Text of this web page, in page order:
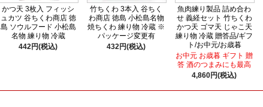
かつ天 3枚入 フィッシ
ュカツ 谷ちくわ商店 徳
島 ソウルフード 小松島
名物 練り物 冷蔵
442円(税込)
竹ちくわ 3本入 谷ちく
わ商店 徳島 小松島名物
焼ちくわ 練り物 冷蔵 ※
パッケージ変更有
432円(税込)
魚肉練り製品 詰め合わ
せ 義経セット 竹ちくわ
かつ天 ゴマ天 じゃこ天
練り物 冷蔵 贈答品/ギフ
ト/お中元/お歳暮
お中元 お歳暮 ギフト 贈
答 酒のつまみにも最高
4,860円(税込)